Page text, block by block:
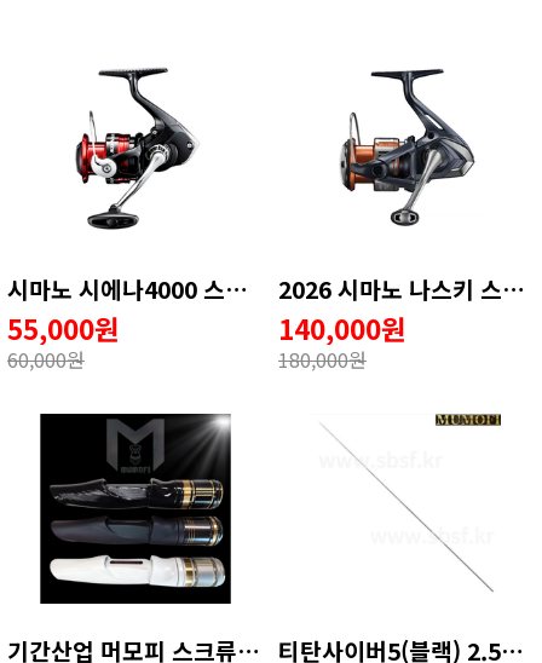
시마노 시에나4000 스피닝릴 윤성조구
55,000원
60,000원
2026 시마노 나스키 스피닝릴 윤성조구
140,000원
180,000원
기간산업 머모피 스크류시트 튜닝 티탄사이버5(블랙) 2.5호 일반가이드 수리용품